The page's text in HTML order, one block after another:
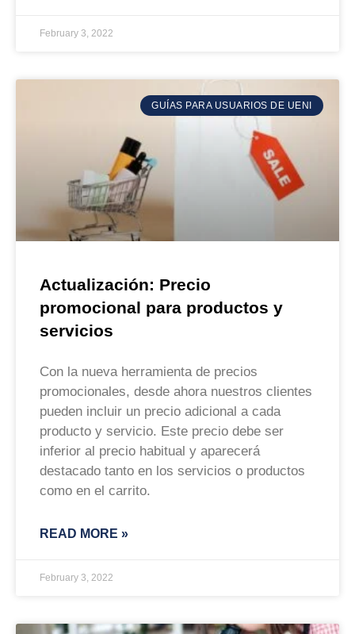
February 3, 2022
GUÍAS PARA USUARIOS DE UENI
Actualización: Precio
promocional para productos y
servicios
Con la nueva herramienta de precios
promocionales, desde ahora nuestros clientes
pueden incluir un precio adicional a cada
producto y servicio. Este precio debe ser
inferior al precio habitual y aparecerá
destacado tanto en los servicios o productos
como en el carrito.
READ MORE »
February 3, 2022